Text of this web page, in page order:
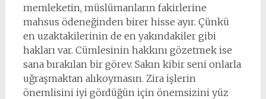
memleketin, müslümanların fakirlerine
mahsus ödeneğinden birer hisse ayır. Çünkü
en uzaktakilerinin de en yakındakiler gibi
hakları var. Cümlesinin hakkını gözetmek ise
sana bırakılan bir görev. Sakın kibir seni onlarla
uğraşmaktan alıkoymasın. Zira işlerin
önemlisini iyi gördüğün için önemsizini yüz